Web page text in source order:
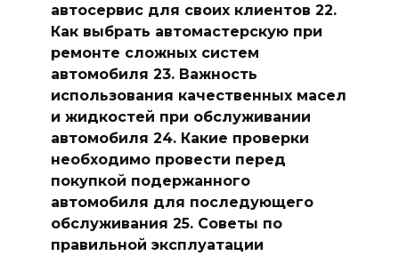
автосервис для своих клиентов 22.
Как выбрать автомастерскую при
ремонте сложных систем
автомобиля 23. Важность
использования качественных масел
и жидкостей при обслуживании
автомобиля 24. Какие проверки
необходимо провести перед
покупкой подержанного
автомобиля для последующего
обслуживания 25. Советы по
правильной эксплуатации